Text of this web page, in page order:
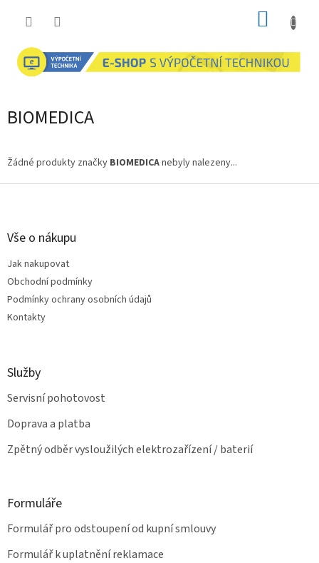
BIOMEDICA
Žádné produkty značky BIOMEDICAnebyly nalezeny...
Z
Vše o nákupu
Jak nakupovat
Obchodní podmínky
Podmínky ochrany osobních údajů
Kontakty
Služby
Servisní pohotovost
Doprava a platba
Zpětný odběr vysloužilých elektrozařízení / baterií
Formuláře
Formulář pro odstoupení od kupní smlouvy
Formulář k uplatnění reklamace